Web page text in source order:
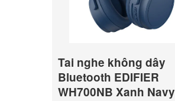
Tai nghe không dây
Bluetooth EDIFIER
WH700NB Xanh Navy